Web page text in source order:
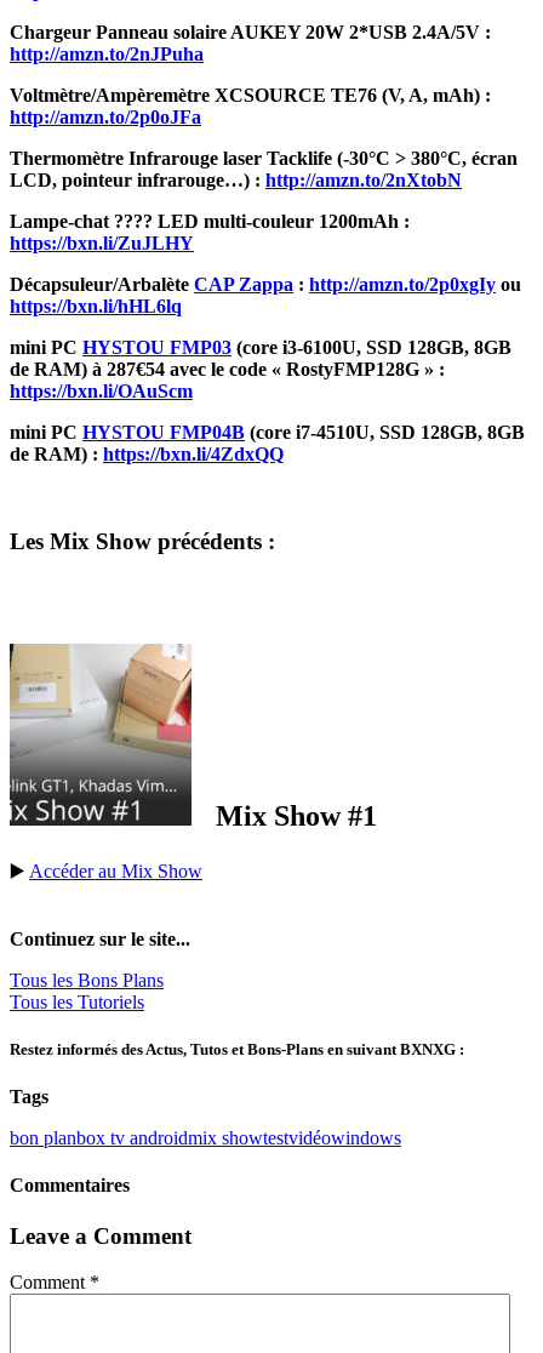
Chargeur Panneau solaire AUKEY 20W 2*USB 2.4A/5V :
http://amzn.to/2nJPuha
Voltmètre/Ampèremètre XCSOURCE TE76 (V, A, mAh) :
http://amzn.to/2p0oJFa
Thermomètre Infrarouge laser Tacklife (-30°C > 380°C, écran
LCD, pointeur infrarouge…) : http://amzn.to/2nXtobN
Lampe-chat ???? LED multi-couleur 1200mAh :
https://bxn.li/ZuJLHY
Décapsuleur/Arbalète CAP Zappa : http://amzn.to/2p0xgIy ou
https://bxn.li/hHL6lq
mini PC HYSTOU FMP03 (core i3-6100U, SSD 128GB, 8GB
de RAM) à 287€54 avec le code « RostyFMP128G » :
https://bxn.li/OAuScm
mini PC HYSTOU FMP04B (core i7-4510U, SSD 128GB, 8GB
de RAM) : https://bxn.li/4ZdxQQ
Les Mix Show précédents :
Mix Show #1
▶️ Accéder au Mix Show
Continuez sur le site...
Tous les Bons Plans
Tous les Tutoriels
Restez informés des Actus, Tutos et Bons-Plans en suivant BXNXG :
Tags
bon planbox tv androidmix showtestvidéowindows
Commentaires
Leave a Comment
Comment *